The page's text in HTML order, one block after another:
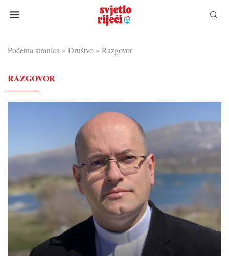
Početna stranica » Društvo » Razgovor
RAZGOVOR